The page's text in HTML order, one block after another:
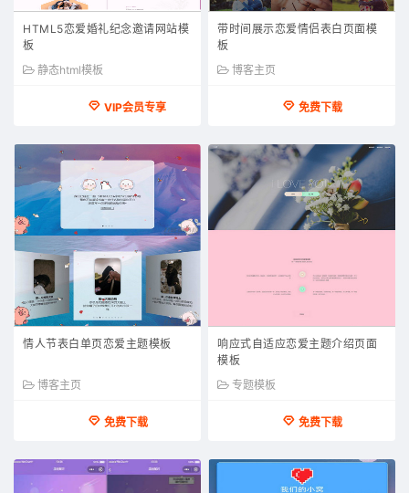
HTML5恋爱婚礼纪念邀请网站模
板
静态html模板
VIP会员专享
带时间展示恋爱情侣表白页面模
板
博客主页
免费下载
情人节表白单页恋爱主题模板
博客主页
免费下载
响应式自适应恋爱主题介绍页面
模板
专题模板
免费下载